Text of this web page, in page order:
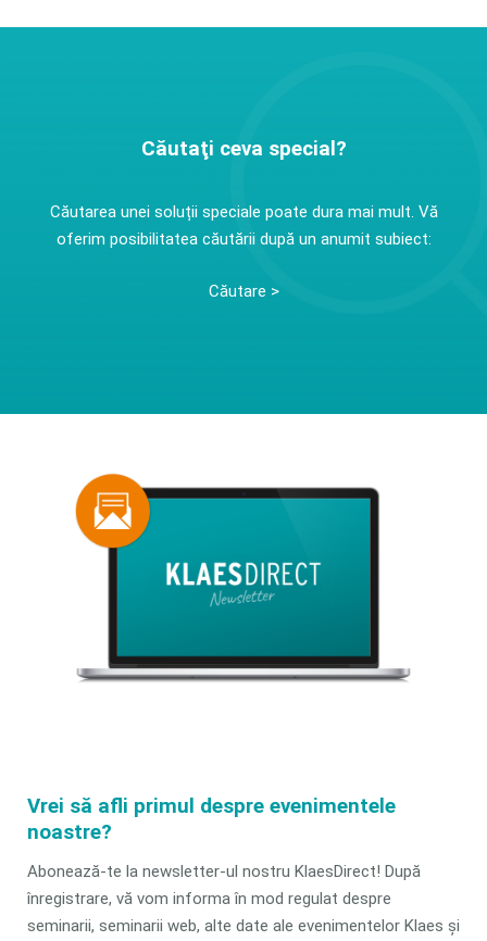
Căutaţi ceva special?
Căutarea unei soluții speciale poate dura mai mult. Vă
oferim posibilitatea căutării după un anumit subiect:
Căutare >
Vrei să afli primul despre evenimentele
noastre?
Abonează-te la newsletter-ul nostru KlaesDirect! După
înregistrare, vă vom informa în mod regulat despre
seminarii, seminarii web, alte date ale evenimentelor Klaes și